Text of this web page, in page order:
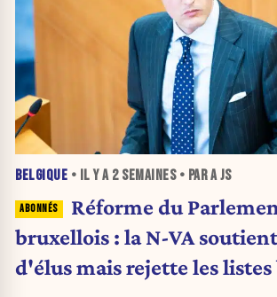
BELGIQUE • IL Y A 2 SEMAINES• PAR A JS
Réforme du
bruxellois : la N-VA
d'élus mais rejette les